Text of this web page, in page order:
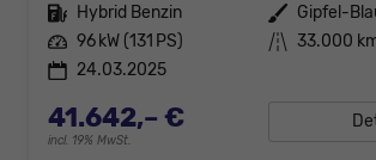
Kraftstoff Hybrid Benzin Außenfarbe
Leistung 96 kW (131 PS) Kilometerstand 33.000
24.03.2025
41.642,– €
incl. 19% MwSt.